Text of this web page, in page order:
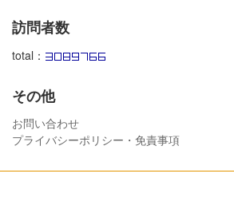
訪問者数
total：
その他
お問い合わせ
プライバシーポリシー・免責事項